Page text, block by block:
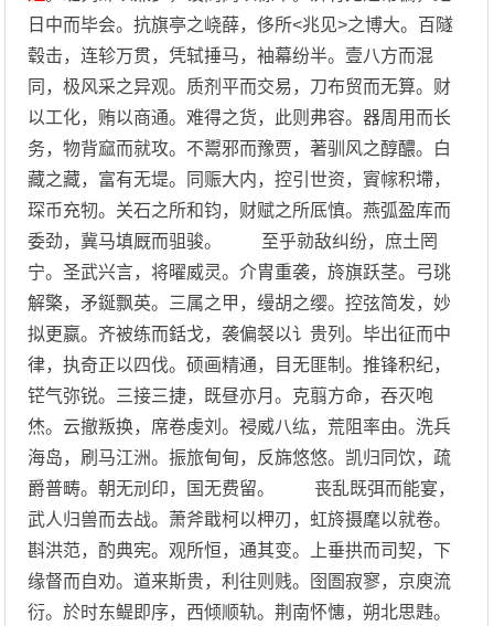
日中而毕会。抗旗亭之峣薛，侈所<兆见>之博大。百隧
毂击，连轸万贯，凭轼捶马，袖幕纷半。壹八方而混
同，极风采之异观。质剂平而交易，刀布贸而无算。财
以工化，贿以商通。难得之货，此则弗容。器周用而长
务，物背窳而就攻。不鬻邪而豫贾，著驯风之醇醲。白
藏之藏，富有无堤。同赈大内，控引世资，賨幏积墆，
琛币充牣。关石之所和钧，财赋之所厎慎。燕弧盈库而
委劲，冀马填厩而驵骏。 至乎勍敌纠纷，庶土罔
宁。圣武兴言，将曜威灵。介胄重袭，旍旗跃茎。弓珧
解檠，矛鋋飘英。三属之甲，缦胡之缨。控弦简发，妙
拟更嬴。齐被练而銛戈，袭偏裻以讠贵列。毕出征而中
律，执奇正以四伐。硕画精通，目无匪制。推锋积纪，
铓气弥锐。三接三捷，既昼亦月。克翦方命，吞灭咆
烋。云撤叛换，席卷虔刘。祲威八纮，荒阻率由。洗兵
海岛，刷马江洲。振旅甸甸，反旆悠悠。凯归同饮，疏
爵普畴。朝无刓印，国无费留。 丧乱既弭而能宴，
武人归兽而去战。萧斧戢柯以柙刃，虹旍摄麾以就卷。
斟洪范，酌典宪。观所恒，通其变。上垂拱而司契，下
缘督而自劝。道来斯贵，利往则贱。囹圄寂寥，京庾流
衍。於时东鳀即序，西倾顺轨。荆南怀憓，朔北思韪。